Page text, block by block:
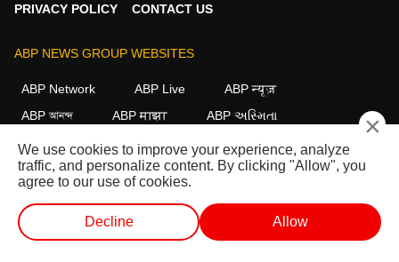
PRIVACY POLICY
CONTACT US
ABP NEWS GROUP WEBSITES
ABP Network ABP Live
ABP न्यूज़
ABP আনন্দ
ABP माझा
ABP અસ્મિતા
ABP Ganga
ABP ਸਾਂਝਾ ABP நாடு ABP దేశం
FOLLOW US
×
We use cookies to improve your experience, analyze
traffic, and personalize content. By clicking "Allow", you
agree to our use of cookies.
Decline Allow